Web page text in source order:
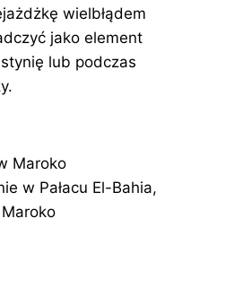
wielbłądem
jako element
lub podczas
w Pałacu El-Bahia,